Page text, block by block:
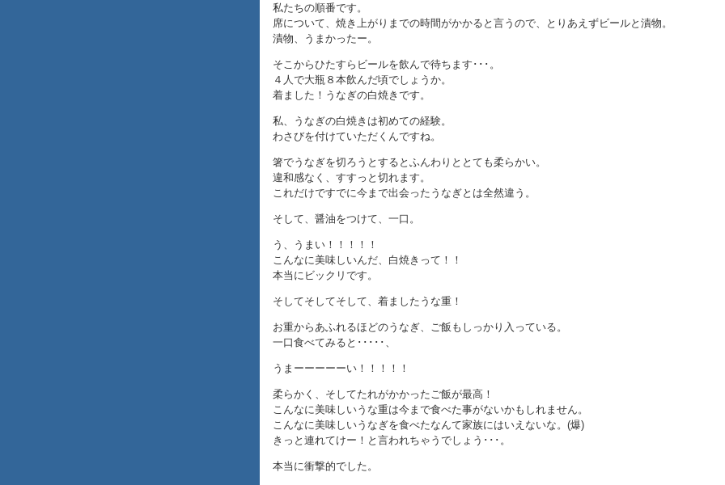
私たちの順番です。
席について、焼き上がりまでの時間がかかると言うので、とりあえずビールと漬物。
漬物、うまかったー。
そこからひたすらビールを飲んで待ちます･･･。
４人で大瓶８本飲んだ頃でしょうか。
着ました！うなぎの白焼きです。
私、うなぎの白焼きは初めての経験。
わさびを付けていただくんですね。
箸でうなぎを切ろうとするとふんわりととても柔らかい。
違和感なく、すすっと切れます。
これだけですでに今まで出会ったうなぎとは全然違う。
そして、醤油をつけて、一口。
う、うまい！！！！！
こんなに美味しいんだ、白焼きって！！
本当にビックリです。
そしてそしてそして、着ましたうな重！
お重からあふれるほどのうなぎ、ご飯もしっかり入っている。
一口食べてみると･････、
うまーーーーーい！！！！！
柔らかく、そしてたれがかかったご飯が最高！
こんなに美味しいうな重は今まで食べた事がないかもしれません。
こんなに美味しいうなぎを食べたなんて家族にはいえないな。(爆)
きっと連れてけー！と言われちゃうでしょう･･･。
本当に衝撃的でした。